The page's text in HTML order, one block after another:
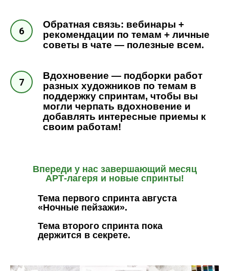
Обратная связь: вебинары +
рекомендации по темам + личные
советы в чате — полезные всем.
Вдохновение — подборки работ
разных художников по темам в
поддержку спринтам, чтобы вы
могли черпать вдохновение и
добавлять интересные приемы к
своим работам!
Тема первого спринта августа
«Ночные пейзажи».
Тема второго спринта пока
держится в секрете.
Впереди у нас завершающий месяц
АРТ-лагеря и новые спринты!